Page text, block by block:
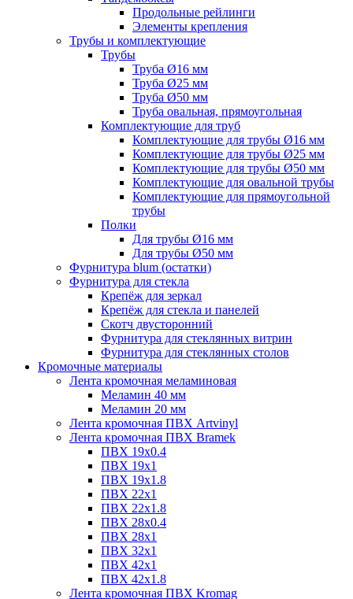
Продольные рейлинги
Элементы крепления
Трубы и комплектующие
Трубы
Труба Ø16 мм
Труба Ø25 мм
Труба Ø50 мм
Труба овальная, прямоугольная
Комплектующие для труб
Комплектующие для трубы Ø16 мм
Комплектующие для трубы Ø25 мм
Комплектующие для трубы Ø50 мм
Комплектующие для овальной трубы
Комплектующие для прямоугольной
трубы
Полки
Для трубы Ø16 мм
Для трубы Ø50 мм
Фурнитура blum (остатки)
Фурнитура для стекла
Крепёж для зеркал
Крепёж для стекла и панелей
Скотч двусторонний
Фурнитура для стеклянных витрин
Фурнитура для стеклянных столов
Кромочные материалы
Лента кромочная меламиновая
Меламин 40 мм
Меламин 20 мм
Лента кромочная ПВХ Artvinyl
Лента кромочная ПВХ Bramek
ПВХ 19x0.4
ПВХ 19х1
ПВХ 19х1.8
ПВХ 22х1
ПВХ 22х1.8
ПВХ 28х0.4
ПВХ 28х1
ПВХ 32x1
ПВХ 42х1
ПВХ 42х1.8
Лента кромочная ПВХ Kromag